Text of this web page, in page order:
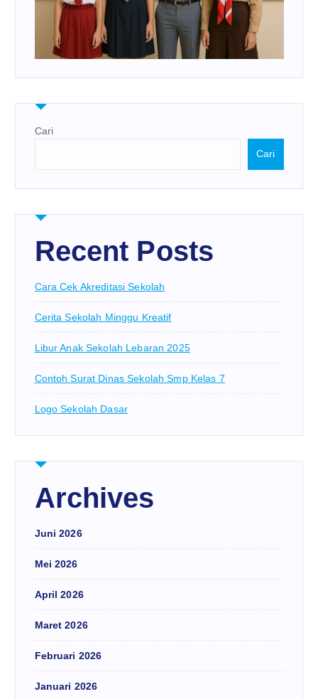
Cari
Cari
Recent Posts
Cara Cek Akreditasi Sekolah
Cerita Sekolah Minggu Kreatif
Libur Anak Sekolah Lebaran 2025
Contoh Surat Dinas Sekolah Smp Kelas 7
Logo Sekolah Dasar
Archives
Juni 2026
Mei 2026
April 2026
Maret 2026
Februari 2026
Januari 2026